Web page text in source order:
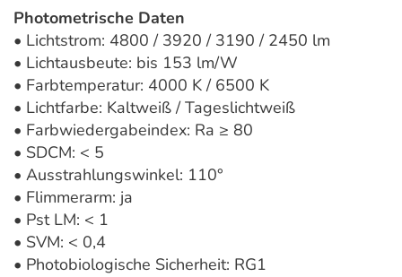
Photometrische Daten
• Lichtstrom: 4800 / 3920 / 3190 / 2450 lm
• Lichtausbeute: bis 153 lm/W
• Farbtemperatur: 4000 K / 6500 K
• Lichtfarbe: Kaltweiß / Tageslichtweiß
• Farbwiedergabeindex: Ra ≥ 80
• SDCM: < 5
• Ausstrahlungswinkel: 110°
• Flimmerarm: ja
• Pst LM: < 1
• SVM: < 0,4
• Photobiologische Sicherheit: RG1